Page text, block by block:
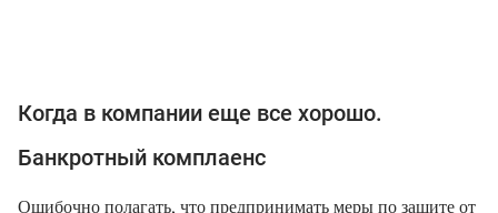
Когда в компании еще все хорошо.
Банкротный комплаенс
Ошибочно полагать, что предпринимать меры по защите от